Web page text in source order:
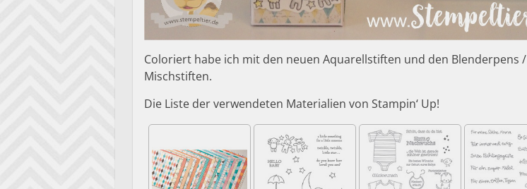
Coloriert habe ich mit den neuen Aquarellstiften und den Blenderpens /
Mischstiften.
Die Liste der verwendeten Materialien von Stampin‘ Up!